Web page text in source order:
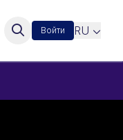
Войти RU